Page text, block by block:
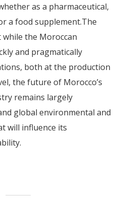
as a pharmaceutical,
a food supplement.The
the Moroccan
and pragmatically
both at the production
the future of Morocco’s
remains largely
global environmental and
will influence its